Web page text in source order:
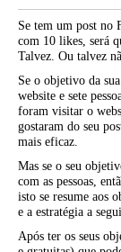
Se tem um post no
com 10 likes, será
Talvez. Ou talvez
Se o objetivo da
website e sete
foram visitar o
gostaram do seu
mais eficaz.
Mas se o seu
com as pessoas,
isto se resume aos
e a estratégia a
Após ter os seus